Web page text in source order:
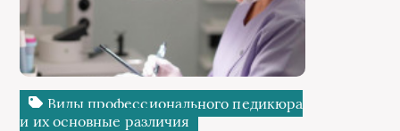
Виды профессионального педикюра
и их основные различия